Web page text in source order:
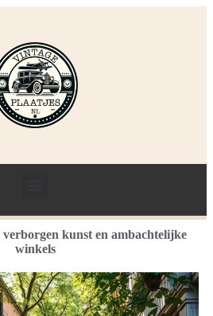
verborgen kunst en ambachtelijke
winkels